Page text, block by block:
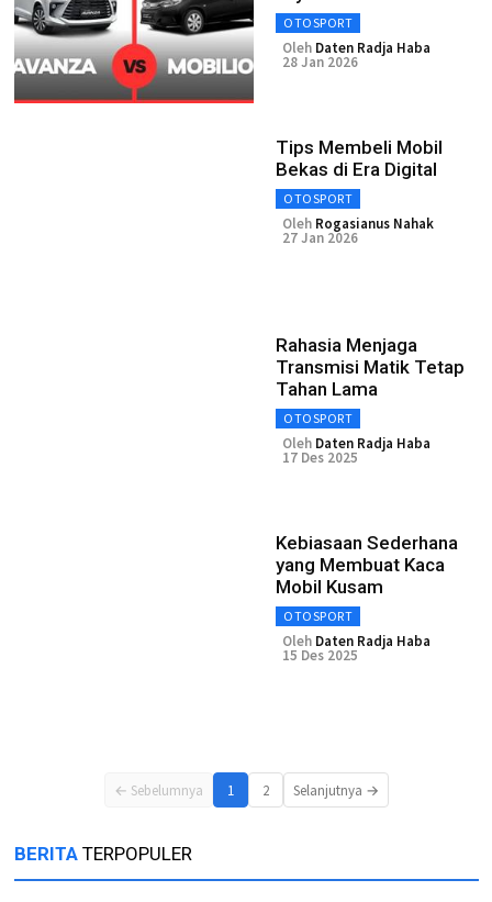
OTOSPORT
Oleh Daten Radja Haba
28 Jan 2026
Tips Membeli Mobil
Bekas di Era Digital
OTOSPORT
Oleh Rogasianus Nahak
27 Jan 2026
Rahasia Menjaga
Transmisi Matik Tetap
Tahan Lama
OTOSPORT
Oleh Daten Radja Haba
17 Des 2025
Kebiasaan Sederhana
yang Membuat Kaca
Mobil Kusam
OTOSPORT
Oleh Daten Radja Haba
15 Des 2025
← Sebelumnya 1 2 Selanjutnya →
BERITA TERPOPULER